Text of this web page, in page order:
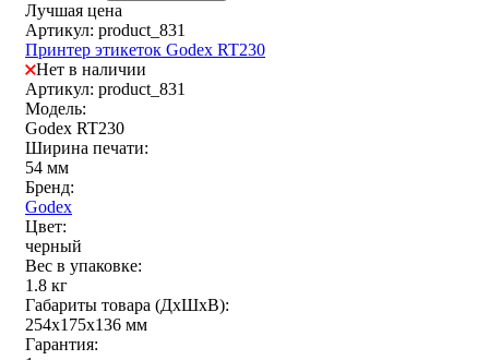
Лучшая цена
Артикул: product_831
Принтер этикеток Godex RT230
Нет в наличии
Артикул: product_831
Модель:
Godex RT230
Ширина печати:
54 мм
Бренд:
Godex
Цвет:
черный
Вес в упаковке:
1.8 кг
Габариты товара (ДxШxВ):
254х175х136 мм
Гарантия: